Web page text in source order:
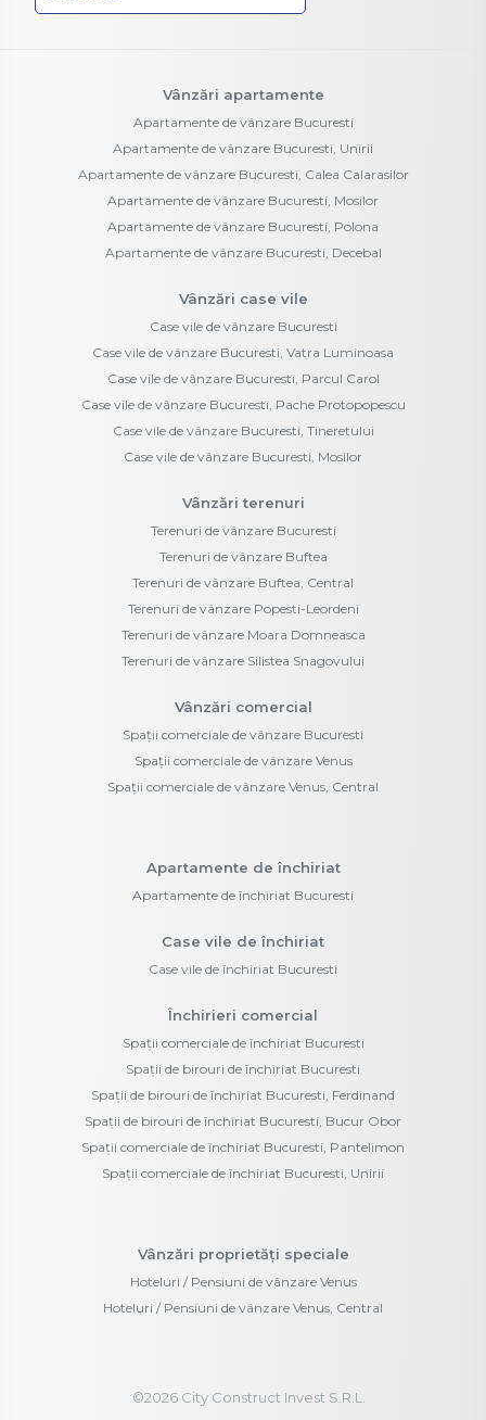
Vânzări apartamente
Apartamente de vânzare Bucuresti
Apartamente de vânzare Bucuresti, Unirii
Apartamente de vânzare Bucuresti, Calea Calarasilor
Apartamente de vânzare Bucuresti, Mosilor
Apartamente de vânzare Bucuresti, Polona
Apartamente de vânzare Bucuresti, Decebal
Vânzări case vile
Case vile de vânzare Bucuresti
Case vile de vânzare Bucuresti, Vatra Luminoasa
Case vile de vânzare Bucuresti, Parcul Carol
Case vile de vânzare Bucuresti, Pache Protopopescu
Case vile de vânzare Bucuresti, Tineretului
Case vile de vânzare Bucuresti, Mosilor
Vânzări terenuri
Terenuri de vânzare Bucuresti
Terenuri de vânzare Buftea
Terenuri de vânzare Buftea, Central
Terenuri de vânzare Popesti-Leordeni
Terenuri de vânzare Moara Domneasca
Terenuri de vânzare Silistea Snagovului
Vânzări comercial
Spații comerciale de vânzare Bucuresti
Spații comerciale de vânzare Venus
Spații comerciale de vânzare Venus, Central
Apartamente de închiriat
Apartamente de închiriat Bucuresti
Case vile de închiriat
Case vile de închiriat Bucuresti
Închirieri comercial
Spații comerciale de închiriat Bucuresti
Spații de birouri de închiriat Bucuresti
Spații de birouri de închiriat Bucuresti, Ferdinand
Spații de birouri de închiriat Bucuresti, Bucur Obor
Spații comerciale de închiriat Bucuresti, Pantelimon
Spații comerciale de închiriat Bucuresti, Unirii
Vânzări proprietăți speciale
Hoteluri / Pensiuni de vânzare Venus
Hoteluri / Pensiuni de vânzare Venus, Central
©2026City Construct Invest S.R.L.